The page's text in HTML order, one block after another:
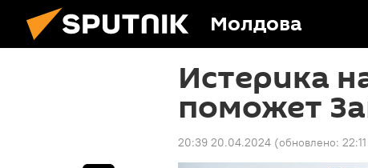
Молдова
Истерика
поможет
20:39 20.04.2024 (обновлено: